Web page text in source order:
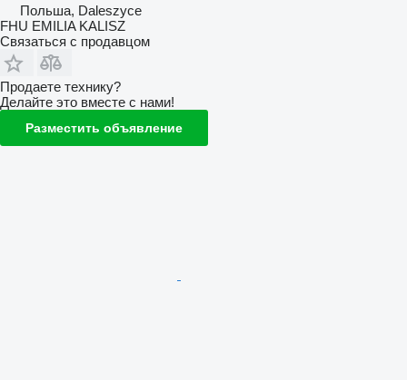
Польша, Daleszyce
FHU EMILIA KALISZ
Связаться с продавцом
Продаете технику?
Делайте это вместе с нами!
Разместить объявление